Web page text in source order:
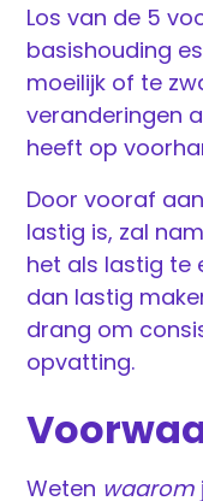
Los van de 5
basishouding
moeilijk of te
veranderingen
heeft op
Door vooraf
lastig is, zal
het als lastig te
dan lastig
drang om
opvatting.
Weten waarom